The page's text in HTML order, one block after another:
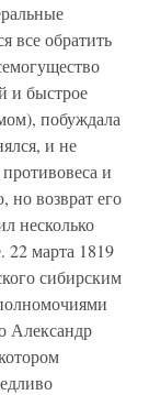
все обратить
и быстрое
побуждала
и не
и
но возврат его
несколько
22 марта 1819
сибирским
Александр